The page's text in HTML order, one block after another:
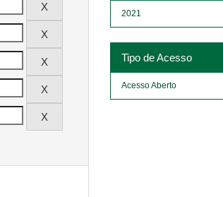
2021
Tipo de Acesso
Acesso Aberto